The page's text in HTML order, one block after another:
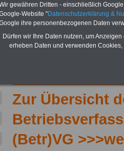
Zur Übersicht
(Betr)VG
gewähren Dritten - einschließlich
Website "Datenschutzerklärung &
ihre personenbezogenen Daten
Dürfen wir Ihre Daten nutzen, um
erheben Daten und verwenden